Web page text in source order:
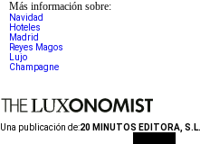
Más información sobre:
Navidad
Hoteles
Madrid
Reyes Magos
Lujo
Champagne
Una publicación de:20 MINUTOS EDITORA, S.L.